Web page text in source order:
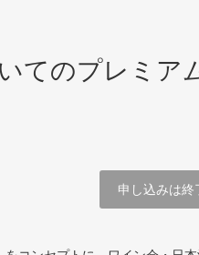
てのプレミア
申し込みは終